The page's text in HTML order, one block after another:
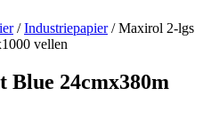
/Industriepapier/ Maxirol 2-lgs
vellen
24cmx380m